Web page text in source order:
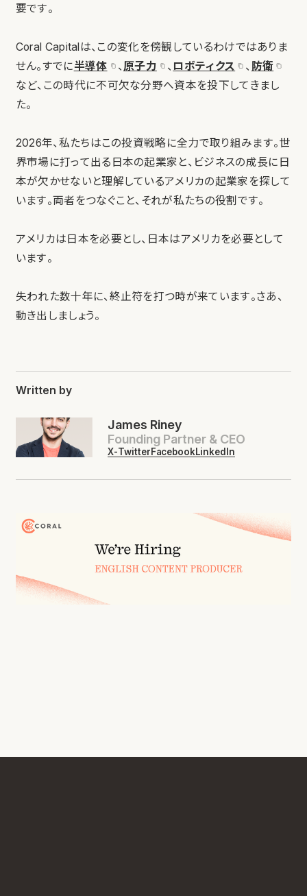
要です。
Coral Capitalは、この変化を傍観しているわけではありま
せん。すでに半導体 、 原子力 、 ロボティクス 、 防衛
など、この時代に不可欠な分野へ資本を投下してきまし
た。
2026年、私たちはこの投資戦略に全力で取り組みます。世
界市場に打って出る日本の起業家と、ビジネスの成長に日
本が欠かせないと理解しているアメリカの起業家を探して
います。両者をつなぐこと、それが私たちの役割です。
アメリカは日本を必要とし、日本はアメリカを必要として
います。
失われた数十年に、終止符を打つ時が来ています。さあ、
動き出しましょう。
Written by
James Riney
Founding Partner & CEO
X-TwitterFacebookLinkedIn